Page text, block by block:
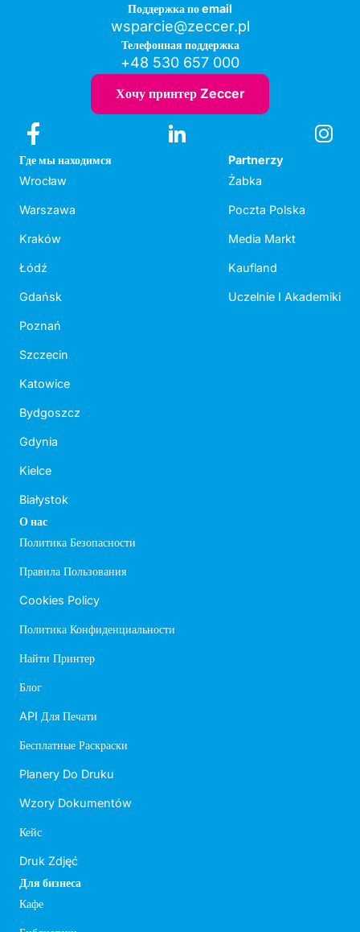
Поддержка по email
wsparcie@zeccer.pl
Телефонная поддержка
+48 530 657 000
Хочу принтер Zeccer
Где мы находимся
Wrocław
Warszawa
Kraków
Łódź
Gdańsk
Poznań
Szczecin
Katowice
Bydgoszcz
Gdynia
Kielce
Białystok
Partnerzy
Żabka
Poczta Polska
Media Markt
Kaufland
Uczelnie I Akademiki
О нас
Политика Безопасности
Правила Пользования
Cookies Policy
Политика Конфиденциальности
Найти Принтер
Блог
API Для Печати
Бесплатные Раскраски
Planery Do Druku
Wzory Dokumentów
Кейс
Druk Zdjęć
Для бизнеса
Кафе